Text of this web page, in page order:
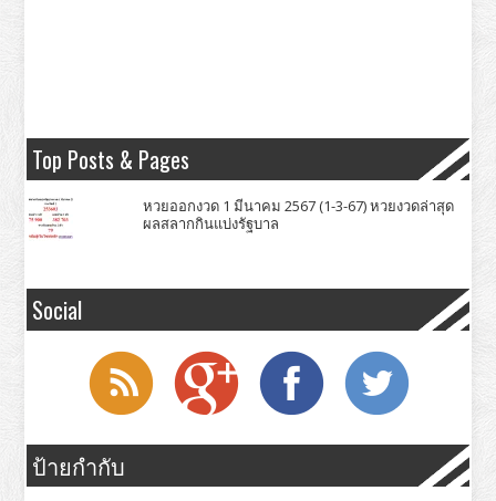
Top Posts & Pages
หวยออกงวด 1 มีนาคม 2567 (1-3-67) หวยงวดล่าสุด
ผลสลากกินแบ่งรัฐบาล
Social
ป้ายกำกับ